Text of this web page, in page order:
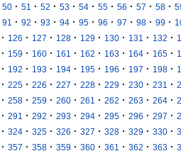
50 · 51 · 52 · 53 · 54 · 55 · 56 · 57 · 58 ·
91 · 92 · 93 · 94 · 95 · 96 · 97 · 98 · 99 ·
· 126 · 127 · 128 · 129 · 130 · 131 · 132 ·
· 159 · 160 · 161 · 162 · 163 · 164 · 165 ·
· 192 · 193 · 194 · 195 · 196 · 197 · 198 ·
· 225 · 226 · 227 · 228 · 229 · 230 · 231 ·
· 258 · 259 · 260 · 261 · 262 · 263 · 264 ·
· 291 · 292 · 293 · 294 · 295 · 296 · 297 ·
· 324 · 325 · 326 · 327 · 328 · 329 · 330 ·
· 357 · 358 · 359 · 360 · 361 · 362 · 363 ·